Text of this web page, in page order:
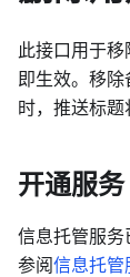
此接口用于
即生效。移
时，推送标题
开通服务
信息托管服
参阅信息托管